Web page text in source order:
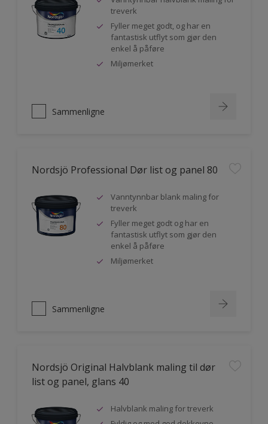
treverk
Fyller meget godt, og har en
fantastisk utflyt som gjør den
enkel å påføre
Miljømerket
Sammenligne
Nordsjö Professional Dør list og panel 80
Vanntynnbar blank maling for
treverk
Fyller meget godt og har en
fantastisk utflyt som gjør den
enkel å påføre
Miljømerket
Sammenligne
Nordsjö Original Halvblank maling til dør
list og panel, glans 40
Halvblank maling for treverk